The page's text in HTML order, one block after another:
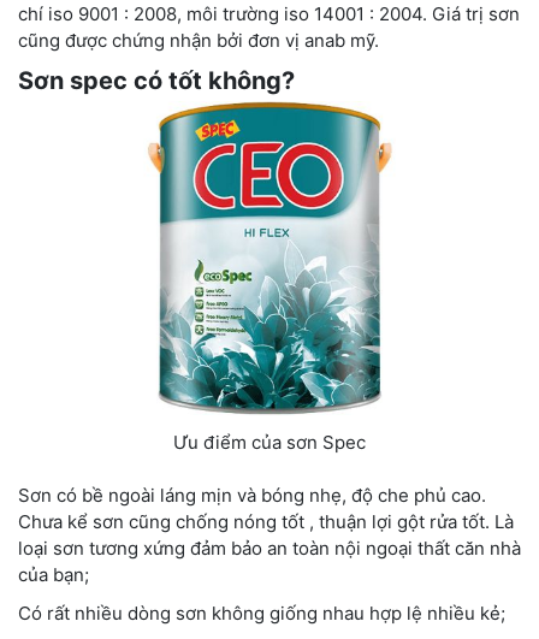
chí iso 9001 : 2008, môi trường iso 14001 : 2004. Giá trị sơn
cũng được chứng nhận bởi đơn vị anab mỹ.
Sơn spec có tốt không?
Ưu điểm của sơn Spec
Sơn có bề ngoài láng mịn và bóng nhẹ, độ che phủ cao.
Chưa kể sơn cũng chống nóng tốt , thuận lợi gột rửa tốt. Là
loại sơn tương xứng đảm bảo an toàn nội ngoại thất căn nhà
của bạn;
Có rất nhiều dòng sơn không giống nhau hợp lệ nhiều kẻ;